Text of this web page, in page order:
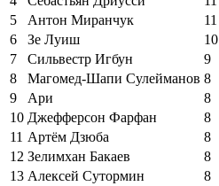
5
Антон Миранчук
11
6
Зе Луиш
10
7
Сильвестр Игбун
9
8
Магомед-Шапи Сулейманов 8
9
Ари
8
10 Джефферсон Фарфан
8
11 Артём Дзюба
8
12 Зелимхан Бакаев
8
13 Алексей Сутормин
8